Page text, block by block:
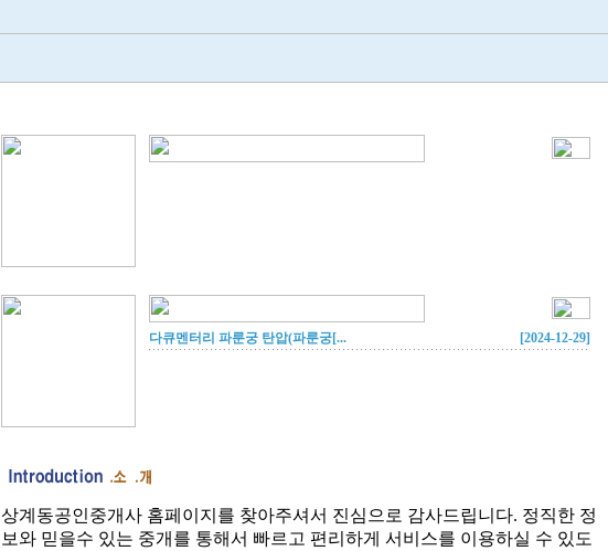
다큐멘터리 파룬궁 탄압(파룬궁[... [2024-12-29]
상계동공인중개사 홈페이지를 찾아주셔서 진심으로 감사드립니다. 정직한 정
보와 믿을수 있는 중개를 통해서 빠르고 편리하게 서비스를 이용하실 수 있도